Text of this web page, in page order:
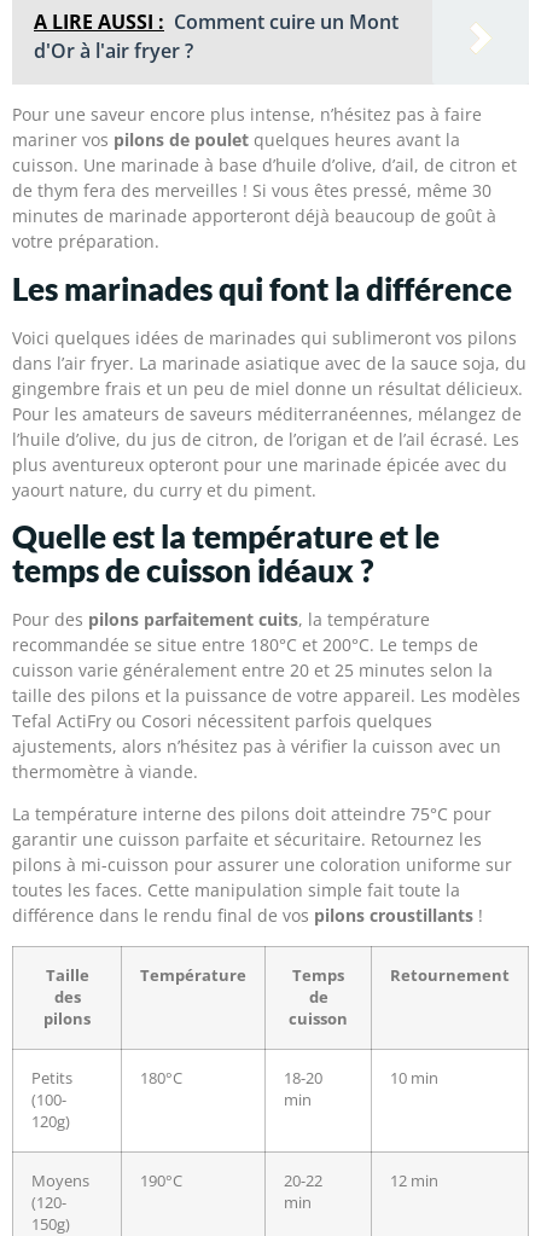
A LIRE AUSSI : Comment cuire un Mont
d'Or à l'air fryer ?
Pour une saveur encore plus intense, n’hésitez pas à faire
mariner vos pilons de poulet quelques heures avant la
cuisson. Une marinade à base d’huile d’olive, d’ail, de citron et
de thym fera des merveilles ! Si vous êtes pressé, même 30
minutes de marinade apporteront déjà beaucoup de goût à
votre préparation.
Les marinades qui font la différence
Voici quelques idées de marinades qui sublimeront vos pilons
dans l’air fryer. La marinade asiatique avec de la sauce soja, du
gingembre frais et un peu de miel donne un résultat délicieux.
Pour les amateurs de saveurs méditerranéennes, mélangez de
l’huile d’olive, du jus de citron, de l’origan et de l’ail écrasé. Les
plus aventureux opteront pour une marinade épicée avec du
yaourt nature, du curry et du piment.
Quelle est la température et le
temps de cuisson idéaux ?
Pour des pilons parfaitement cuits, la température
recommandée se situe entre 180°C et 200°C. Le temps de
cuisson varie généralement entre 20 et 25 minutes selon la
taille des pilons et la puissance de votre appareil. Les modèles
Tefal ActiFry ou Cosori nécessitent parfois quelques
ajustements, alors n’hésitez pas à vérifier la cuisson avec un
thermomètre à viande.
La température interne des pilons doit atteindre 75°C pour
garantir une cuisson parfaite et sécuritaire. Retournez les
pilons à mi-cuisson pour assurer une coloration uniforme sur
toutes les faces. Cette manipulation simple fait toute la
différence dans le rendu final de vos pilons croustillants !
Taille
des
pilons
Température
Temps
de
cuisson
Retournement
Petits
(100-
120g)
180°C
18-20
min
10 min
Moyens
(120-
150g)
190°C
20-22
min
12 min